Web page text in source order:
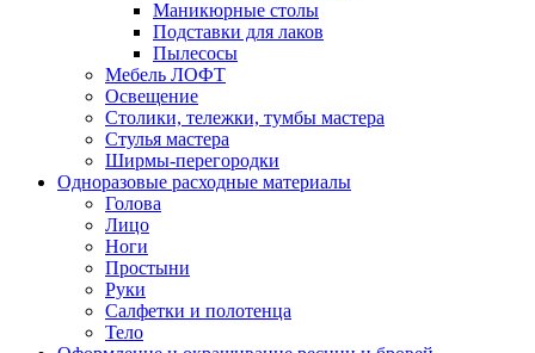
Маникюрные столы
Подставки для лаков
Пылесосы
Мебель ЛОФТ
Освещение
Столики, тележки, тумбы мастера
Стулья мастера
Ширмы-перегородки
Одноразовые расходные материалы
Голова
Лицо
Ноги
Простыни
Руки
Салфетки и полотенца
Тело